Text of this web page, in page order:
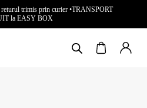
trimis prin curier •TRANSPORT
la EASY BOX